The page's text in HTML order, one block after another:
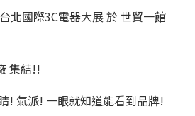
北國際3C電器大展 於 世貿一館
集結!!
! 氣派! 一眼就知道能看到品牌!